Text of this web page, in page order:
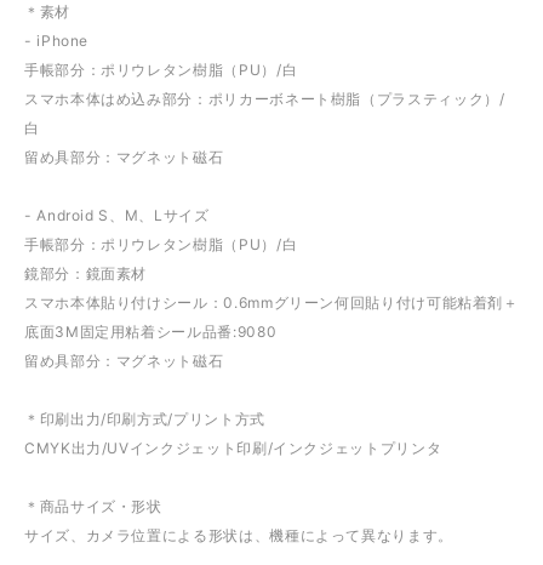
＊素材
- iPhone
手帳部分：ポリウレタン樹脂（PU）/白
スマホ本体はめ込み部分：ポリカーボネート樹脂（プラスティック）/
白
留め具部分：マグネット磁石
- Android S、M、Lサイズ
手帳部分：ポリウレタン樹脂（PU）/白
鏡部分：鏡面素材
スマホ本体貼り付けシール：0.6mmグリーン何回貼り付け可能粘着剤＋
底面3M固定用粘着シール品番:9080
留め具部分：マグネット磁石
＊印刷出力/印刷方式/プリント方式
CMYK出力/UVインクジェット印刷/インクジェットプリンタ
＊商品サイズ・形状
サイズ、カメラ位置による形状は、機種によって異なります。